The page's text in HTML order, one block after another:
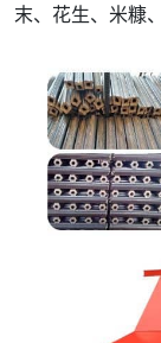
末、花生、米糠